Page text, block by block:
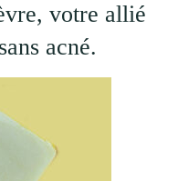
votre allié
acné.